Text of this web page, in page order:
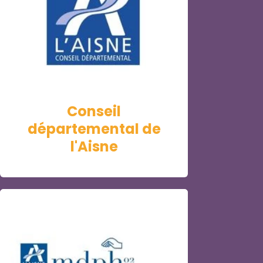
Conseil
départemental de
l'Aisne